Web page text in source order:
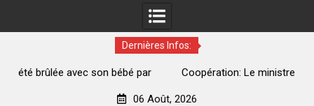
Dernières Infos:
Coopération: Le ministre Indien Kirti Vardhan Singh à
06 Août, 2026